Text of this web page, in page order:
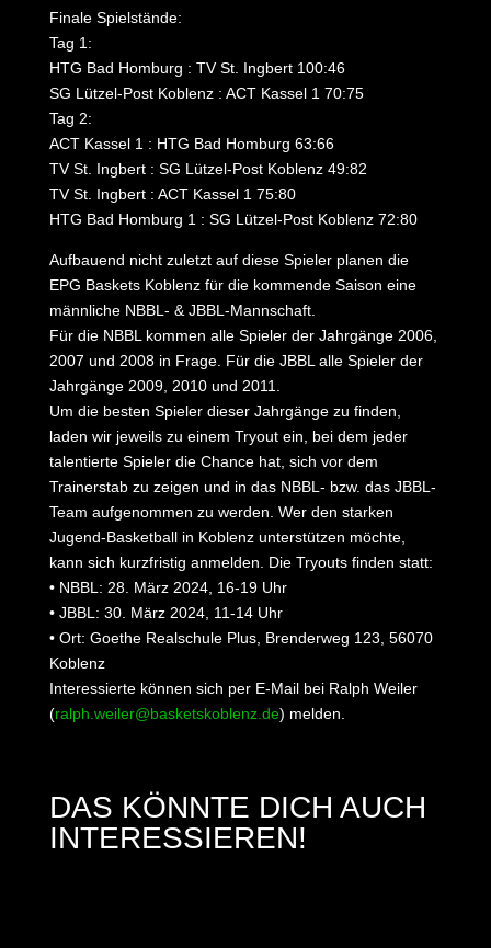
Finale Spielstände:
Tag 1:
HTG Bad Homburg : TV St. Ingbert 100:46
SG Lützel-Post Koblenz : ACT Kassel 1 70:75
Tag 2:
ACT Kassel 1 : HTG Bad Homburg 63:66
TV St. Ingbert : SG Lützel-Post Koblenz 49:82
TV St. Ingbert : ACT Kassel 1 75:80
HTG Bad Homburg 1 : SG Lützel-Post Koblenz 72:80
Aufbauend nicht zuletzt auf diese Spieler planen die
EPG Baskets Koblenz für die kommende Saison eine
männliche NBBL- & JBBL-Mannschaft.
Für die NBBL kommen alle Spieler der Jahrgänge 2006,
2007 und 2008 in Frage. Für die JBBL alle Spieler der
Jahrgänge 2009, 2010 und 2011.
Um die besten Spieler dieser Jahrgänge zu finden,
laden wir jeweils zu einem Tryout ein, bei dem jeder
talentierte Spieler die Chance hat, sich vor dem
Trainerstab zu zeigen und in das NBBL- bzw. das JBBL-
Team aufgenommen zu werden. Wer den starken
Jugend-Basketball in Koblenz unterstützen möchte,
kann sich kurzfristig anmelden. Die Tryouts finden statt:
• NBBL: 28. März 2024, 16-19 Uhr
• JBBL: 30. März 2024, 11-14 Uhr
• Ort: Goethe Realschule Plus, Brenderweg 123, 56070
Koblenz
Interessierte können sich per E-Mail bei Ralph Weiler
(ralph.weiler@basketskoblenz.de) melden.
DAS KÖNNTE DICH AUCH
INTERESSIEREN!